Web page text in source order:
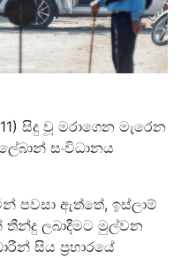
සිදු වූ මරාගෙන මැරෙන
සංවිධානය
පවසා ඇත්තේ, ඉස්ලාම්
ලබාදීමට මුල්වන
සිය ප්‍රහාරයේ